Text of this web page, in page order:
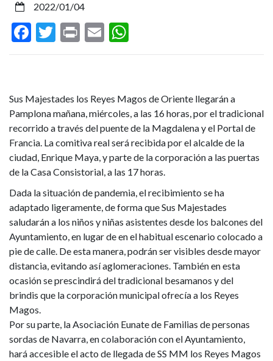
Magdalena
y
a
la
infancia
desde
los
balcones
de
la
Casa
Consistorial
2022/01/04
Facebook
Twitter
PrintEmail
Sus Majestades los Reyes Magos de Oriente llegarán a
Pamplona mañana, miércoles, a las 16 horas, por el tradicional
recorrido a través del puente de la Magdalena y el Portal de
Francia. La comitiva real será recibida por el alcalde de la
ciudad, Enrique Maya, y parte de la corporación a las puertas
de la Casa Consistorial, a las 17 horas.
Dada la situación de pandemia, el recibimiento se ha
adaptado ligeramente, de forma que Sus Majestades
saludarán a los niños y niñas asistentes desde los balcones del
Ayuntamiento, en lugar de en el habitual escenario colocado a
pie de calle. De esta manera, podrán ser visibles desde mayor
distancia, evitando así aglomeraciones. También en esta
ocasión se prescindirá del tradicional besamanos y del
brindis que la corporación municipal ofrecía a los Reyes
Magos.
Por su parte, la Asociación Eunate de Familias de personas
sordas de Navarra, en colaboración con el Ayuntamiento,
hará accesible el acto de llegada de SS MM los Reyes Magos